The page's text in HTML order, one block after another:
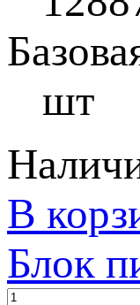
шт
В
Блок